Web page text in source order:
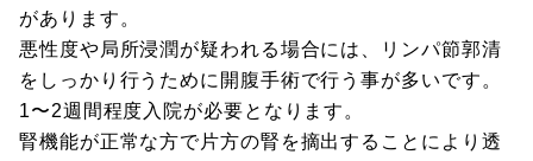
があります。
悪性度や局所浸潤が疑われる場合には、リンパ節郭清
をしっかり行うために開腹手術で行う事が多いです。
1〜2週間程度入院が必要となります。
腎機能が正常な方で片方の腎を摘出することにより透